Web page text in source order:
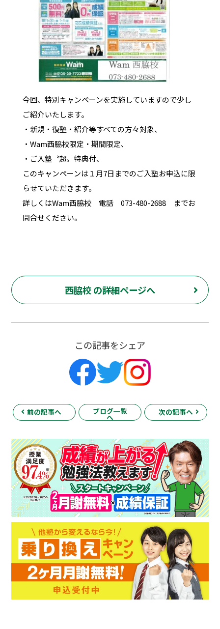
今回、特別キャンペーンを実施していますので少し
ご紹介いたします。
・新規・復塾・紹介等すべての方々対象、
・Wam西脇校限定・期間限定、
・ご入塾〝超〟特典付、
このキャンペーンは１月7日までのご入塾お申込に限
らせていただきます。
詳しくはWam西脇校 電話 073-480-2688 までお
問合せください。
西脇校 の詳細ページへ
この記事をシェア
前の記事へ ブログ一覧
へ
次の記事へ